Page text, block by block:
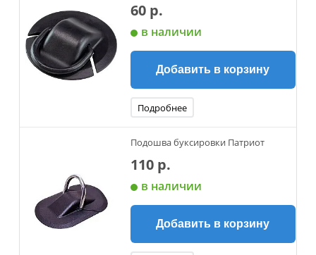
60 р.
в наличии
Добавить в корзину
Подробнее
Подошва буксировки Патриот
110 р.
в наличии
Добавить в корзину